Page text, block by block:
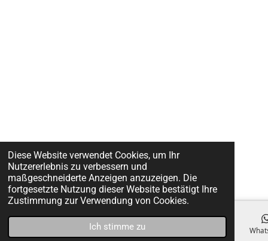
Diese Website verwendet Cookies, um Ihr
Nutzererlebnis zu verbessern und
maßgeschneiderte Anzeigen anzuzeigen. Die
fortgesetzte Nutzung dieser Website bestätigt Ihre
Zustimmung zur Verwendung von Cookies.
Ich stimme zu
Telefon